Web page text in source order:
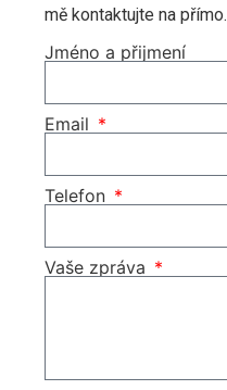
mě kontaktujte na přímo.
Jméno a přijmení
Email
Telefon
Vaše zpráva